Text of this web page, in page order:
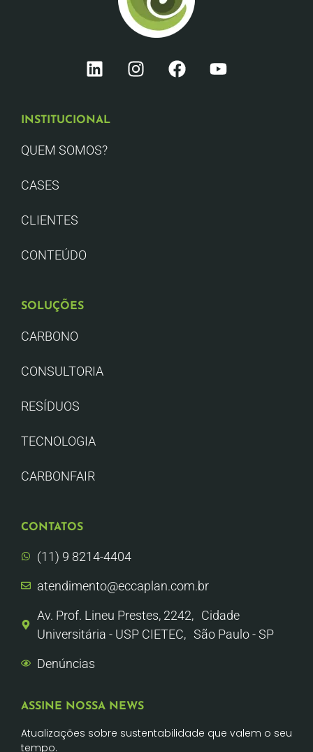
INSTITUCIONAL
QUEM SOMOS?
CASES
CLIENTES
CONTEÚDO
SOLUÇÕES
CARBONO
CONSULTORIA
RESÍDUOS
TECNOLOGIA
CARBONFAIR
CONTATOS
(11) 9 8214-4404
atendimento@eccaplan.com.br
Av. Prof. Lineu Prestes, 2242, Cidade
Universitária - USP CIETEC, São Paulo - SP
Denúncias
ASSINE NOSSA NEWS
Atualizações sobre sustentabilidade que valem o seu
tempo.